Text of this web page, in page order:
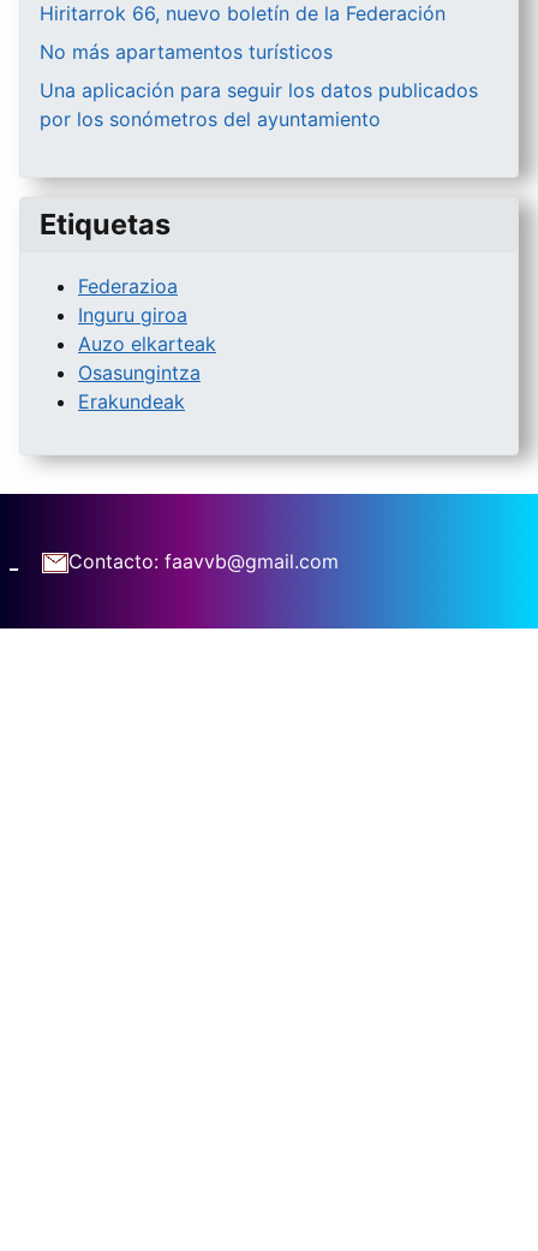
Hiritarrok 66, nuevo boletín de la Federación
No más apartamentos turísticos
Una aplicación para seguir los datos publicados
por los sonómetros del ayuntamiento
Etiquetas
Federazioa
Inguru giroa
Auzo elkarteak
Osasungintza
Erakundeak
Contacto: faavvb@gmail.com